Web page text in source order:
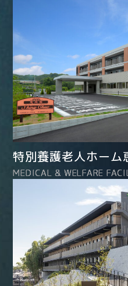
特別養護老人ホー
MEDICAL & WELFARE